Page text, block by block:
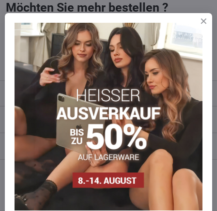
Möchten Sie mehr bestellen ?
Zögern Sie nicht, uns zu kontaktieren, wir füllen die Ware für Sie
wieder auf!
info​​@everlady​​.eu
Bewertungen 0
0
FacebookTwitter BlueskyPinterestReddit WhatsApp
Alternative Produkte